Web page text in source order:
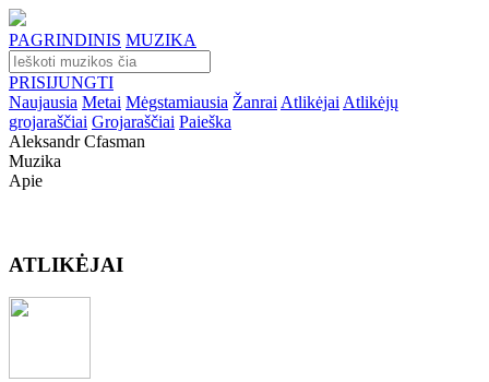
PAGRINDINIS MUZIKA
PRISIJUNGTI
Naujausia Metai Mėgstamiausia Žanrai Atlikėjai Atlikėjų
grojaraščiai Grojaraščiai Paieška
Aleksandr Cfasman
Muzika
Apie
ATLIKĖJAI